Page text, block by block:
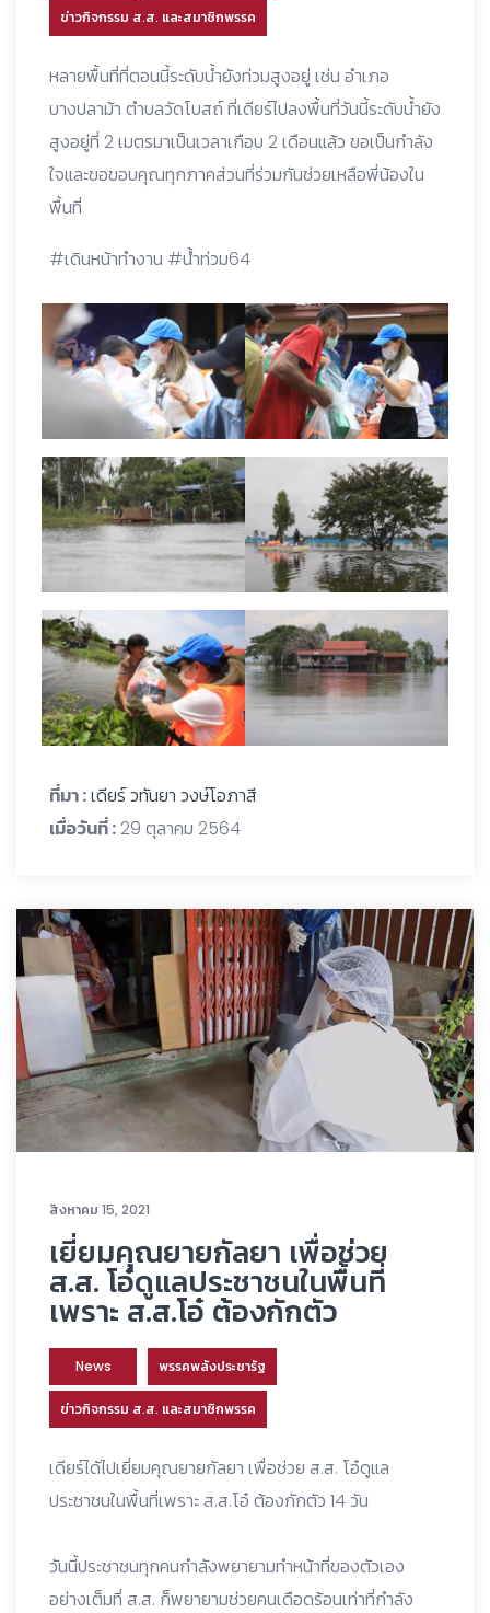
ข่าวกิจกรรม ส.ส. และสมาชิกพรรค
หลายพื้นที่ที่ตอนนี้ระดับน้ำยังท่วมสูงอยู่ เช่น อำเภอ
บางปลาม้า ตำบลวัดโบสถ์ ที่เดียร์ไปลงพื้นที่วันนี้ระดับน้ำยัง
สูงอยู่ที่ 2 เมตรมาเป็นเวลาเกือบ 2 เดือนแล้ว ขอเป็นกำลัง
ใจและขอขอบคุณทุกภาคส่วนที่ร่วมกันช่วยเหลือพี่น้องใน
พื้นที่
#เดินหน้าทำงาน #น้ําท่วม64
ที่มา :เดียร์ วทันยา วงษ์โอภาสี
เมื่อวันที่ : 29 ตุลาคม 2564
สิงหาคม 15, 2021
เยี่ยมคุณยายกัลยา เพื่อช่วย
ส.ส. โอ๋ดูแลประชาชนในพื้นที่
เพราะ ส.ส.โอ๋ ต้องกักตัว
News พรรคพลังประชารัฐ
ข่าวกิจกรรม ส.ส. และสมาชิกพรรค
เดียร์ได้ไปเยี่ยมคุณยายกัลยา เพื่อช่วย ส.ส. โอ๋ดูแล
ประชาชนในพื้นที่เพราะ ส.ส.โอ๋ ต้องกักตัว 14 วัน
วันนี้ประชาชนทุกคนกำลังพยายามทำหน้าที่ของตัวเอง
อย่างเต็มที่ ส.ส. ก็พยายามช่วยคนเดือดร้อนเท่าที่กำลัง